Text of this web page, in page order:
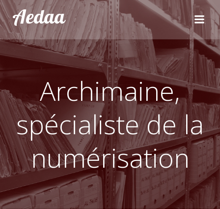
Aller
au
contenu
Aedaa
Archimaine,
spécialiste de la
numérisation